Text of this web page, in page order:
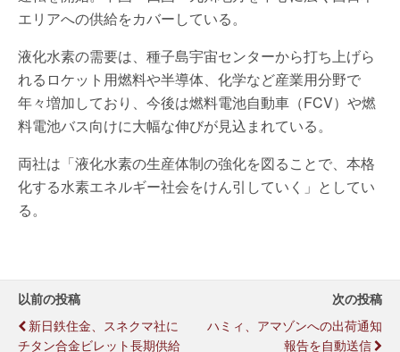
エリアへの供給をカバーしている。
液化水素の需要は、種子島宇宙センターから打ち上げら
れるロケット用燃料や半導体、化学など産業用分野で
年々増加しており、今後は燃料電池自動車（FCV）や燃
料電池バス向けに大幅な伸びが見込まれている。
両社は「液化水素の生産体制の強化を図ることで、本格
化する水素エネルギー社会をけん引していく」としてい
る。
以前の投稿
新日鉄住金、スネクマ社に
チタン合金ビレット長期供給
次の投稿
ハミィ、アマゾンへの出荷通知
報告を自動送信